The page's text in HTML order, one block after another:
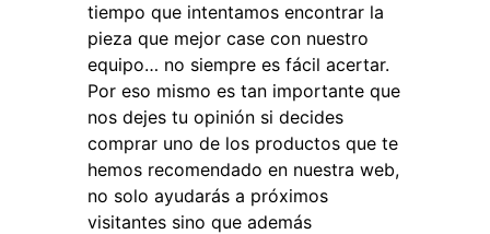
tiempo que intentamos encontrar la
pieza que mejor case con nuestro
equipo… no siempre es fácil acertar.
Por eso mismo es tan importante que
nos dejes tu opinión si decides
comprar uno de los productos que te
hemos recomendado en nuestra web,
no solo ayudarás a próximos
visitantes sino que además